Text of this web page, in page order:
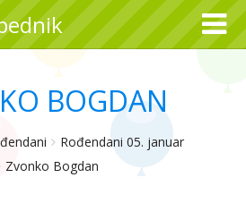
BOGDAN
Rođendani 05. januar
Zvonko Bogdan